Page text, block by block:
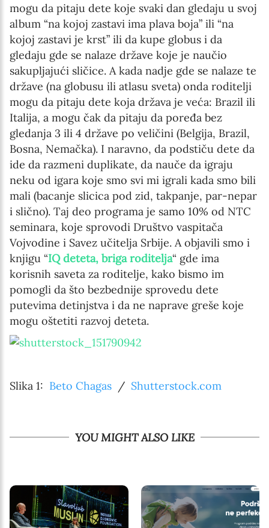
mogu da pitaju dete koje svaki dan gledaju u svoj
album “na kojoj zastavi ima plava boja” ili “na
kojoj zastavi je krst” ili da kupe globus i da
gledaju gde se nalaze države koje je naučio
sakupljajući sličice. A kada nadje gde se nalaze te
države (na globusu ili atlasu sveta) onda roditelji
mogu da pitaju dete koja država je veća: Brazil ili
Italija, a mogu čak da pitaju da poređa bez
gledanja 3 ili 4 države po veličini (Belgija, Brazil,
Bosna, Nemačka). I naravno, da podstiču dete da
ide da razmeni duplikate, da nauče da igraju
neku od igara koje smo svi mi igrali kada smo bili
mali (bacanje slicica pod zid, takpanje, par-nepar
i slično). Taj deo programa je samo 10% od NTC
seminara, koje sprovodi Društvo vaspitača
Vojvodine i Savez učitelja Srbije. A objavili smo i
knjigu “IQ deteta, briga roditelja“ gde ima
korisnih saveta za roditelje, kako bismo im
pomogli da što bezbednije sprovedu dete
putevima detinjstva i da ne naprave greše koje
mogu oštetiti razvoj deteta.
Slika 1: Beto Chagas / Shutterstock.com
YOU MIGHT ALSO LIKE